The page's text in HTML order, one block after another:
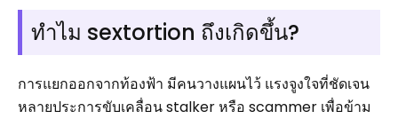
ทำไม sextortion ถึงเกิดขึ้น?
การแยกออกจากท้องฟ้า มีคนวางแผนไว้ แรงจูงใจที่ชัดเจน
หลายประการขับเคลื่อน stalker หรือ scammer เพื่อข้าม